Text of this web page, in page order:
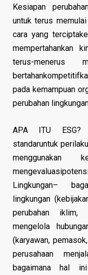
Kesiapan
untuk terus
cara yang
mempertahankan
terus-
pada kemampuan
perubahan
APA ITU ESG?
standaruntuk
Lingkungan–
lingkungan
perubahan iklim,
mengelola
(karyawan,
perusahaan
bagaimana hal